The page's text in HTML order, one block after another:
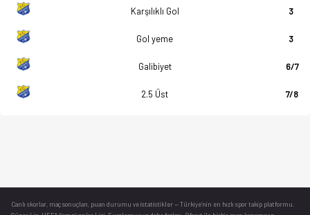
Karşılıklı Gol 3
Gol yeme 3
Galibiyet 6/7
2.5 Üst 7/8
Canlı skorlar , maç sonuçları, puan durumu ve istatistikler — Türkiye’nin en hızlı spor takip platformu.